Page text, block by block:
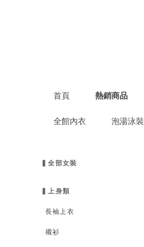
首頁 熱銷商品
全館內衣 泡湯泳裝
▍全部女裝
▍上身類
長袖上衣
襯衫